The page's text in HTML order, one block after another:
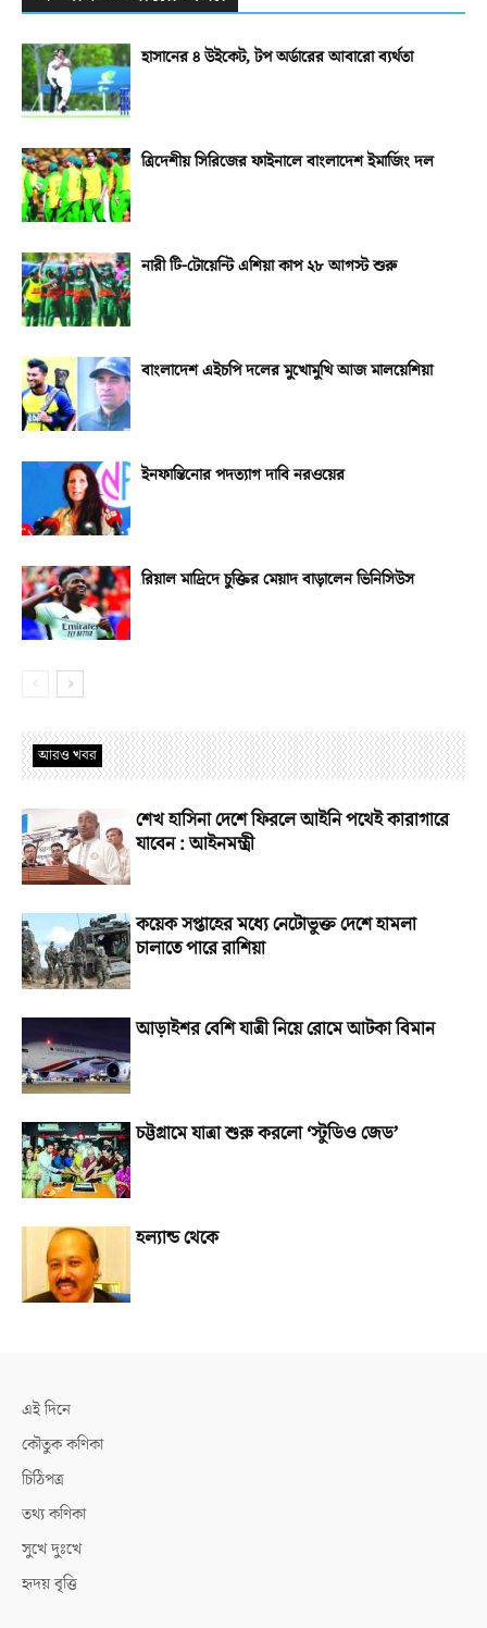
হাসানের ৪ উইকেট, টপ অর্ডারের আবারো ব্যর্থতা
ত্রিদেশীয় সিরিজের ফাইনালে বাংলাদেশ ইমার্জিং দল
নারী টি-টোয়েন্টি এশিয়া কাপ ২৮ আগস্ট শুরু
বাংলাদেশ এইচপি দলের মুখোমুখি আজ মালয়েশিয়া
ইনফান্তিনোর পদত্যাগ দাবি নরওয়ের
রিয়াল মাদ্রিদে চুক্তির মেয়াদ বাড়ালেন ভিনিসিউস
আরও খবর
শেখ হাসিনা দেশে ফিরলে আইনি পথেই কারাগারে
যাবেন : আইনমন্ত্রী
কয়েক সপ্তাহের মধ্যে নেটোভুক্ত দেশে হামলা
চালাতে পারে রাশিয়া
আড়াইশর বেশি যাত্রী নিয়ে রোমে আটকা বিমান
চট্টগ্রামে যাত্রা শুরু করলো ‘স্টুডিও জেড’
হল্যান্ড থেকে
এই দিনে
কৌতুক কণিকা
চিঠিপত্র
তথ্য কণিকা
সুখে দুঃখে
হৃদয় বৃত্তি